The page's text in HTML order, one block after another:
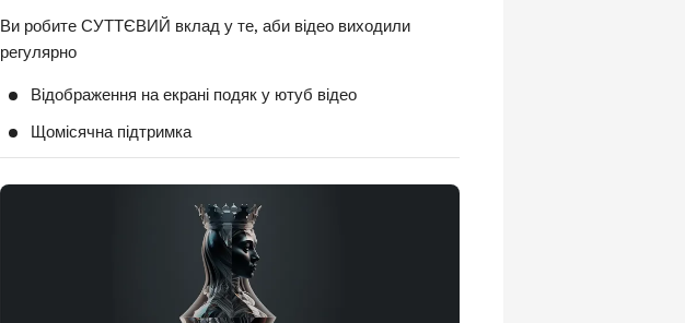
Ви робите СУТТЄВИЙ вклад у те, аби відео виходили
регулярно
Відображення на екрані подяк у ютуб відео
Щомісячна підтримка